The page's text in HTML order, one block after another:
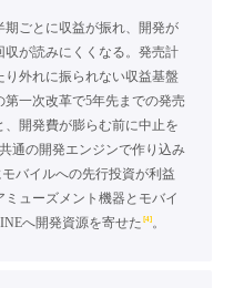
期ごとに収益が振れ、開発が
が読みにくくなる。発売計
外れに振られない収益基盤
第一次改革で5年先までの発売
開発費が膨らむ前に中止を
通の開発エンジンで作り込み
バイルへの先行投資が利益
ューズメント機器とモバイ
へ開発資源を寄せた [4]。